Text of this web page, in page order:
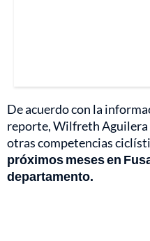
De acuerdo con la
reporte, Wilfreth Aguilera
otras competencias
próximos meses en
departamento.